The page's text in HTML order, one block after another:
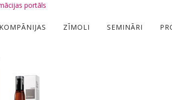
portāls
KOMPĀNIJAS ZĪMOLI SEMINĀRI